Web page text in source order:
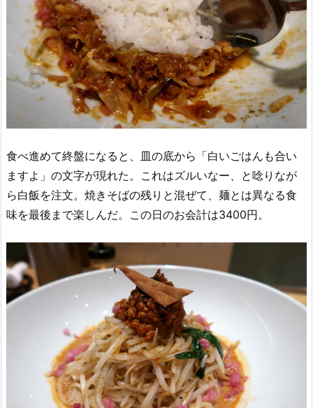
食べ進めて終盤になると、皿の底から「白いごはんも合い
ますよ」の文字が現れた。これはズルいなー、と唸りなが
ら白飯を注文。焼きそばの残りと混ぜて、麺とは異なる食
味を最後まで楽しんだ。この日のお会計は3400円。